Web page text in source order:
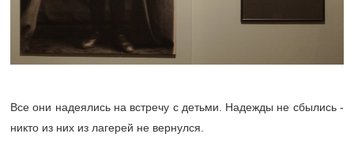
Все они надеялись на встречу с детьми. Надежды не сбылись -
никто из них из лагерей не вернулся.